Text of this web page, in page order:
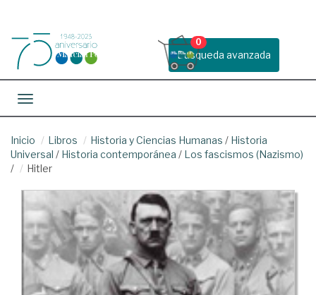
Busqueda avanzada
0
Toggle navigation
Inicio Libros Historia y Ciencias Humanas / Historia
Universal / Historia contemporánea / Los fascismos (Nazismo)
/
Hitler